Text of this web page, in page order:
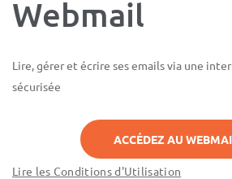
Webmail
Lire, gérer et écrire ses emails via une
sécurisée
ACCÉDEZ AU
Lire les Conditions d'Utilisation